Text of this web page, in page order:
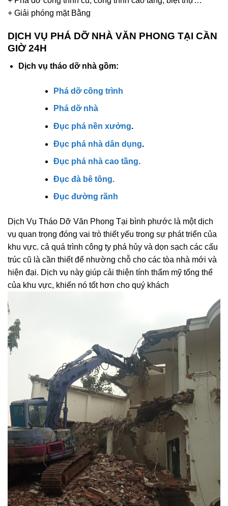
+ Phá dỡ công trình cũ, công trình cao tầng, biệt thự…
+ Giải phóng mặt Bằng
DỊCH VỤ PHÁ DỠ NHÀ VĂN PHONG TẠI CẦN
GIỜ 24H
Dịch vụ tháo dỡ nhà gồm:
Phá dỡ công trình
Phá dỡ nhà
Đục phá nền xưởng.
Đục phá nhà dân dụng.
Đục phá nhà cao tầng.
Đục đà bê tông.
Đục đường rãnh
Dịch Vụ Tháo Dỡ Văn Phong Tại bình phước là một dịch
vụ quan trọng đóng vai trò thiết yếu trong sự phát triển của
khu vực. cả quá trình công ty phá hủy và dọn sạch các cấu
trúc cũ là cần thiết để nhường chỗ cho các tòa nhà mới và
hiện đại. Dịch vụ này giúp cải thiện tính thẩm mỹ tổng thể
của khu vực, khiến nó tốt hơn cho quý khách